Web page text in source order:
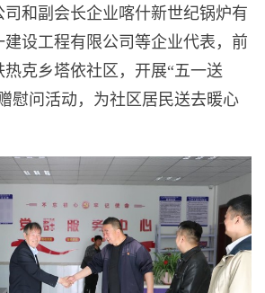
和副会长企业喀什新世纪锅炉有
建设工程有限公司等企业代表，前
克乡塔依社区，开展“五一送
慰问活动，为社区居民送去暖心